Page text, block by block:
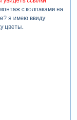
с колпаками на
я имею ввиду
цветы.